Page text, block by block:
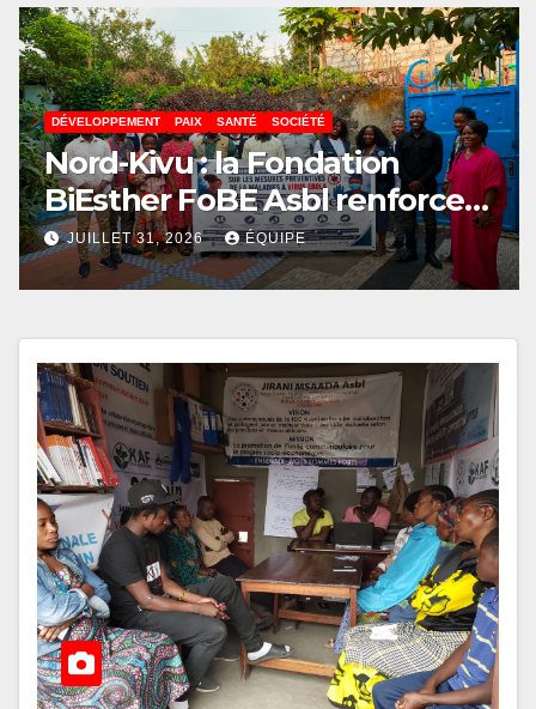
DÉVELOPPEMENT PAIX SANTÉ SOCIÉTÉ
Nord-Kivu : la Fondation
BiEsther FoBE Asbl renforce
les capacités des acteurs
communautaires sur la
JUILLET 31, 2026 ÉQUIPE